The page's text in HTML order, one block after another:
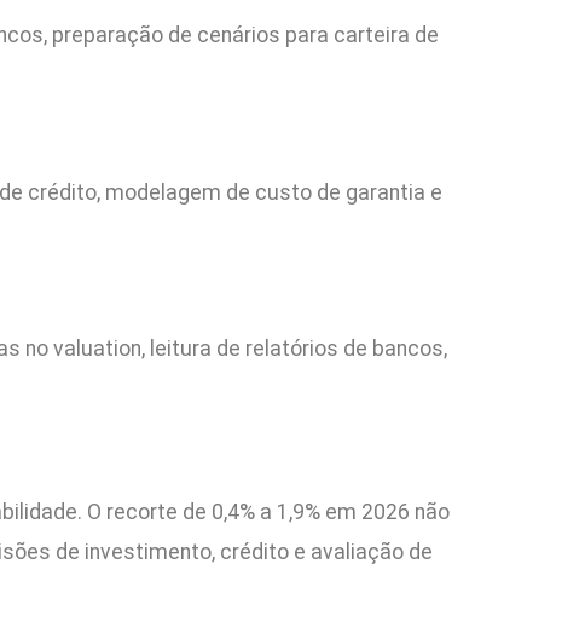
preparação de cenários para carteira de
crédito, modelagem de custo de garantia e
no valuation, leitura de relatórios de bancos,
O recorte de 0,4% a 1,9% em 2026 não
de investimento, crédito e avaliação de